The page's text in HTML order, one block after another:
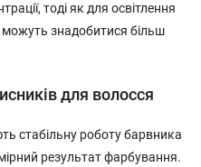
тоді як для освітлення
знадобитися більш
для волосся
стабільну роботу барвника
результат фарбування.